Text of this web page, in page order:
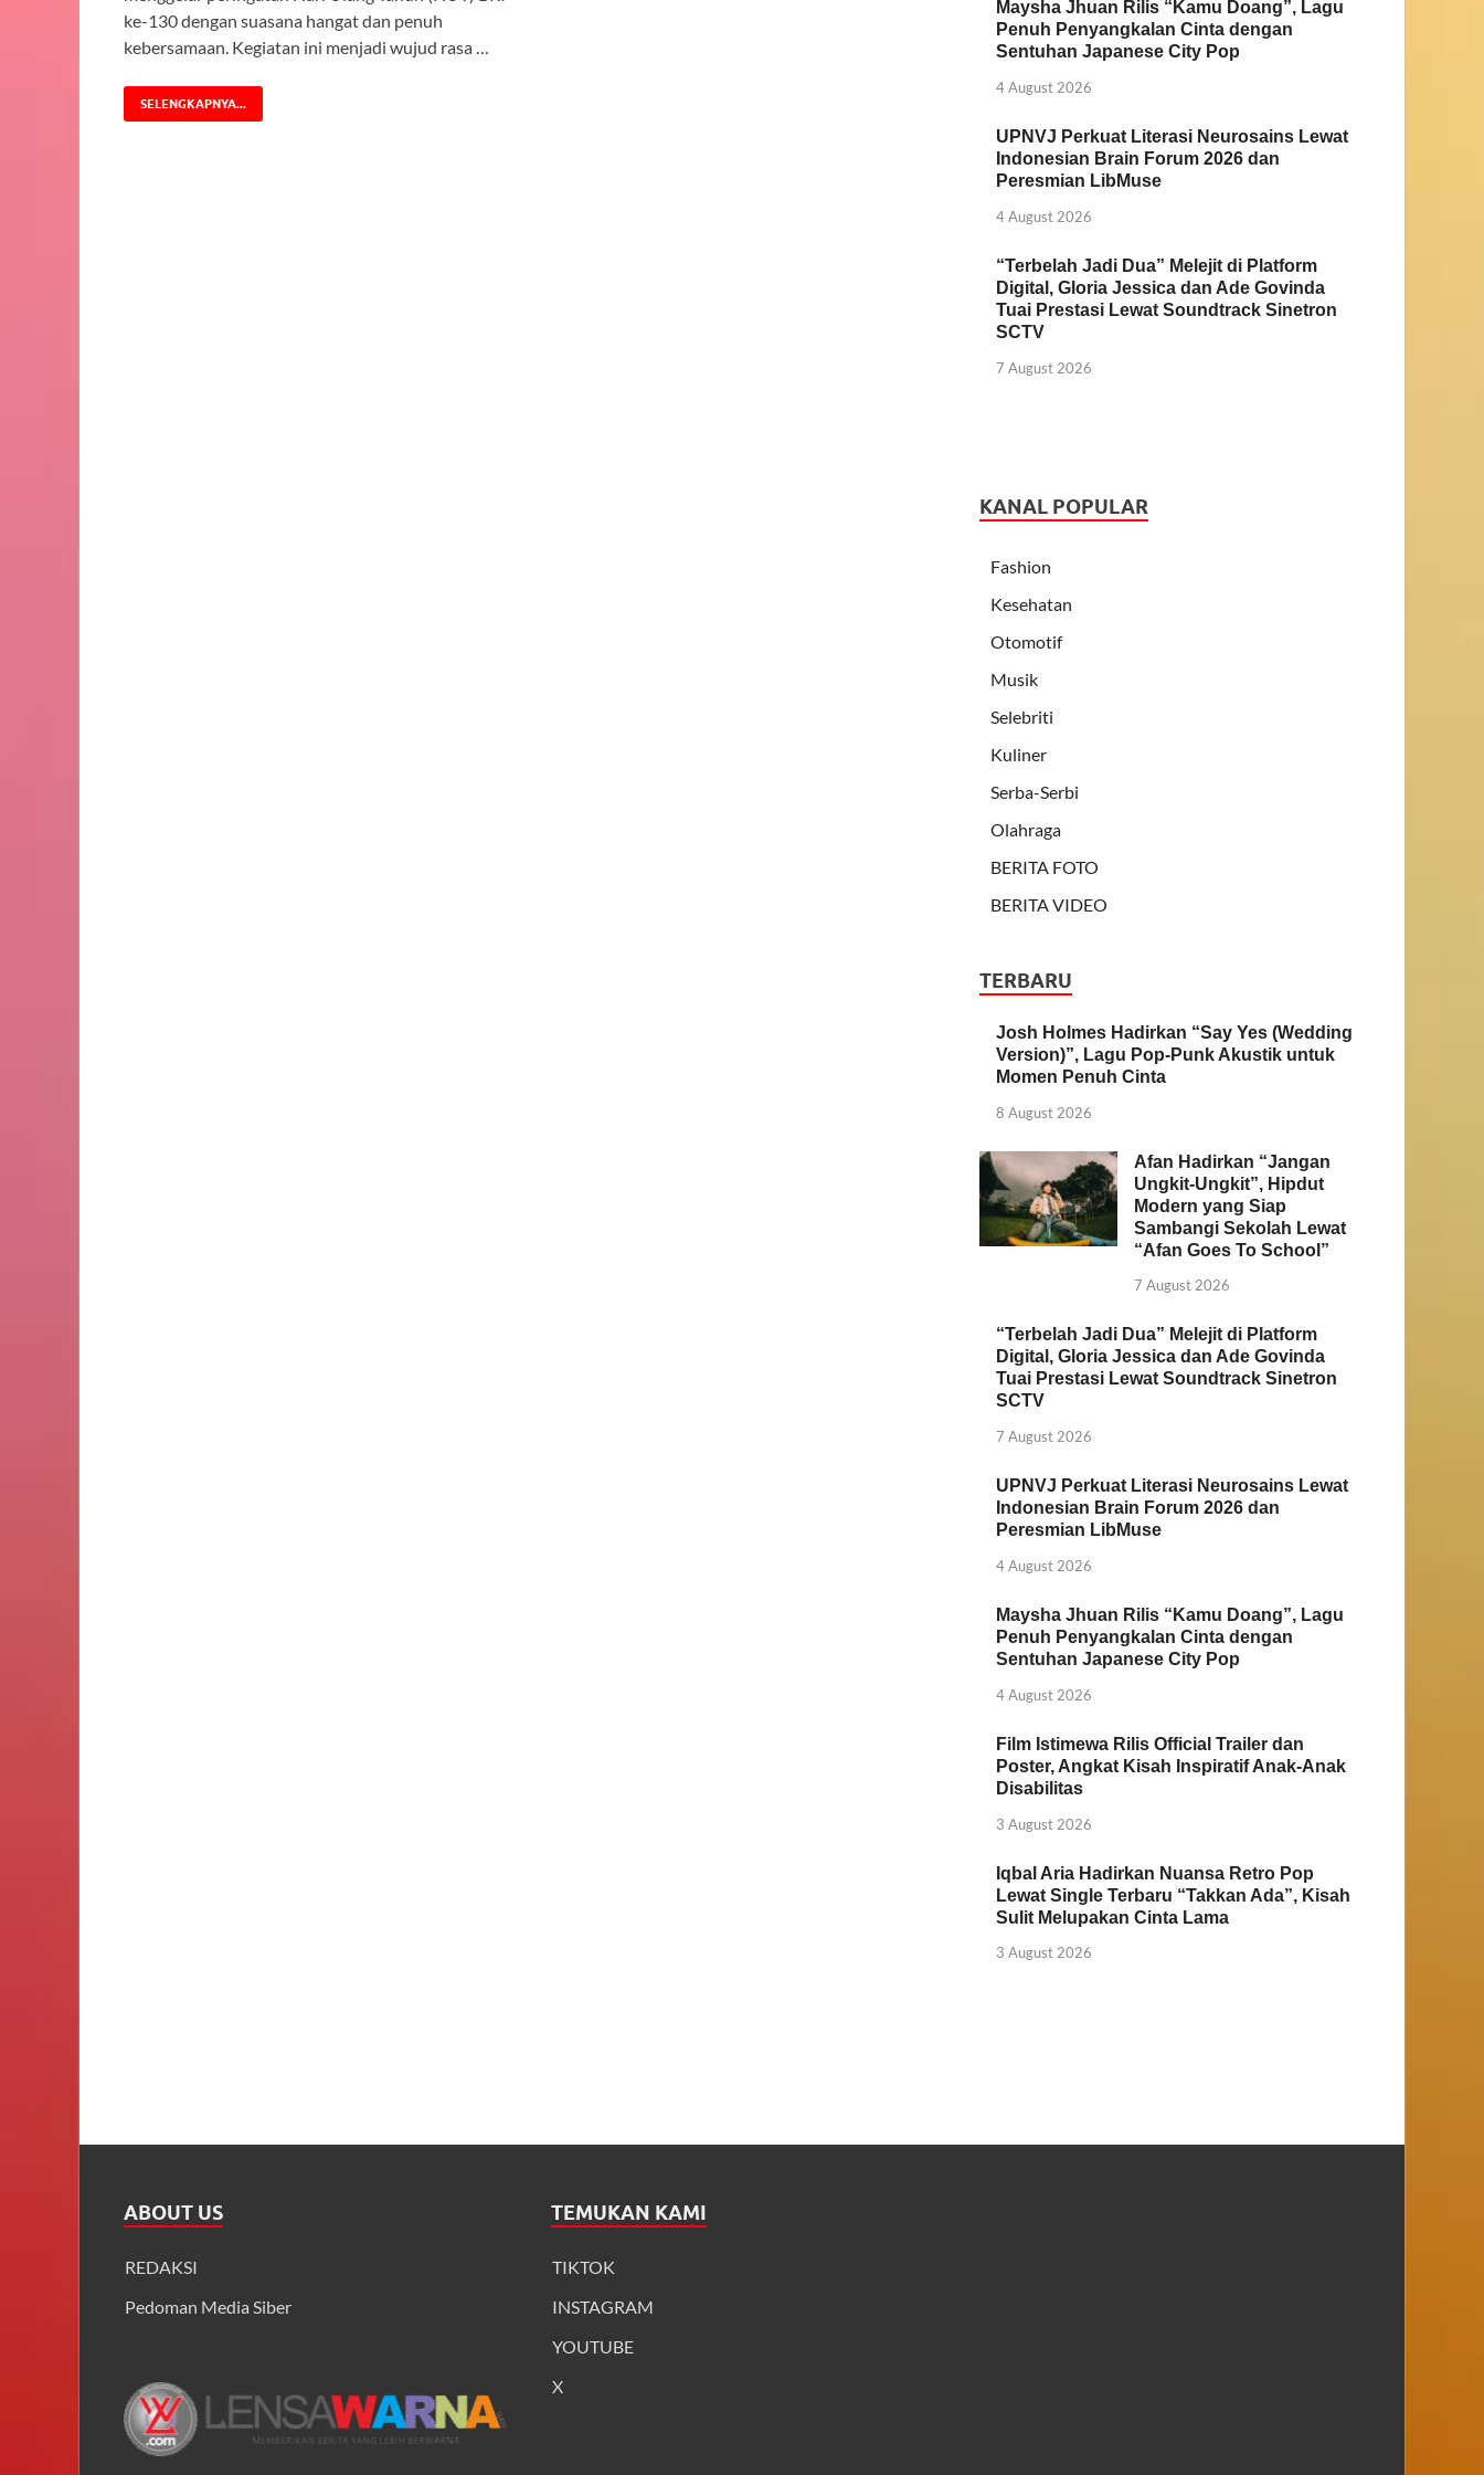
ke-130 dengan suasana hangat dan penuh
kebersamaan. Kegiatan ini menjadi wujud rasa …
SELENGKAPNYA...
Maysha Jhuan Rilis “Kamu Doang”, Lagu
Penuh Penyangkalan Cinta dengan
Sentuhan Japanese City Pop
4 August 2026
UPNVJ Perkuat Literasi Neurosains Lewat
Indonesian Brain Forum 2026 dan
Peresmian LibMuse
4 August 2026
“Terbelah Jadi Dua” Melejit di Platform
Digital, Gloria Jessica dan Ade Govinda
Tuai Prestasi Lewat Soundtrack Sinetron
SCTV
7 August 2026
KANAL POPULAR
Fashion
Kesehatan
Otomotif
Musik
Selebriti
Kuliner
Serba-Serbi
Olahraga
BERITA FOTO
BERITA VIDEO
TERBARU
Josh Holmes Hadirkan “Say Yes (Wedding
Version)”, Lagu Pop-Punk Akustik untuk
Momen Penuh Cinta
8 August 2026
Afan Hadirkan “Jangan
Ungkit-Ungkit”, Hipdut
Modern yang Siap
Sambangi Sekolah Lewat
“Afan Goes To School”
7 August 2026
“Terbelah Jadi Dua” Melejit di Platform
Digital, Gloria Jessica dan Ade Govinda
Tuai Prestasi Lewat Soundtrack Sinetron
SCTV
7 August 2026
UPNVJ Perkuat Literasi Neurosains Lewat
Indonesian Brain Forum 2026 dan
Peresmian LibMuse
4 August 2026
Maysha Jhuan Rilis “Kamu Doang”, Lagu
Penuh Penyangkalan Cinta dengan
Sentuhan Japanese City Pop
4 August 2026
Film Istimewa Rilis Official Trailer dan
Poster, Angkat Kisah Inspiratif Anak-Anak
Disabilitas
3 August 2026
Iqbal Aria Hadirkan Nuansa Retro Pop
Lewat Single Terbaru “Takkan Ada”, Kisah
Sulit Melupakan Cinta Lama
3 August 2026
ABOUT US
REDAKSI
Pedoman Media Siber
TEMUKAN KAMI
TIKTOK
INSTAGRAM
YOUTUBE
X